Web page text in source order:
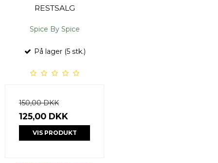
RESTSALG
Spice By Spice
På lager (5 stk.)
150,00 DKK
125,00 DKK
VIS PRODUKT